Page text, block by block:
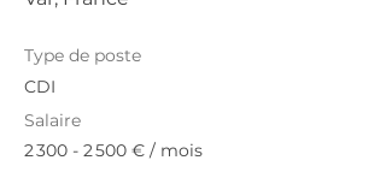
Type de poste
CDI
Salaire
2 300 - 2 500 € / mois